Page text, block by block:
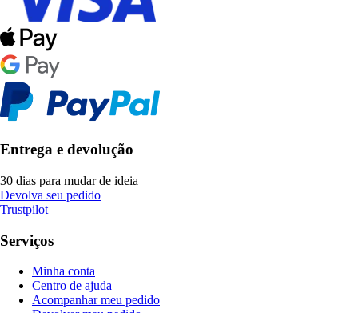
Entrega e devolução
30 dias para mudar de ideia
Devolva seu pedido
Trustpilot
Serviços
Minha conta
Centro de ajuda
Acompanhar meu pedido